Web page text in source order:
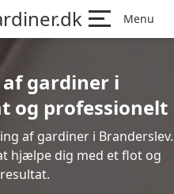
Menu
gardiner i
og professionelt
af gardiner i Branderslev.
hjælpe dig med et flot og